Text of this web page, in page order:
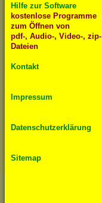
Hilfe zur Software
kostenlose Programme
zum Öffnen von
pdf-, Audio-, Video-, zip-
Dateien
Kontakt
Impressum
Datenschutzerklärung
Sitemap